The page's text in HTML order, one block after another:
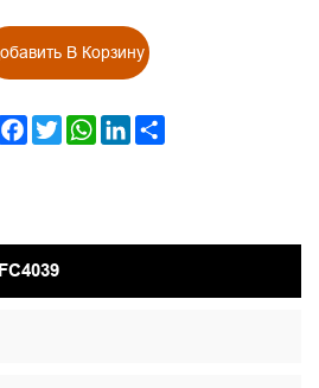
В Корзину
FACEBOOK
TWITTERWHATSAPP
LINKEDIN